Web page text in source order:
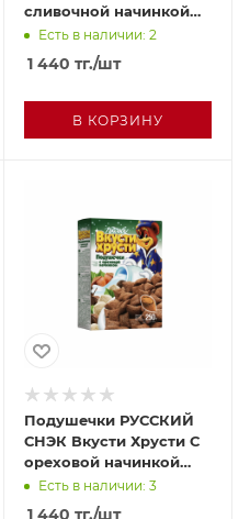
сливочной начинкой
250гЕсть в наличии: 2
1 440 тг./шт
В КОРЗИНУ
Подушечки РУССКИЙ
СНЭК Вкусти Хрусти С
ореховой начинкой
250гЕсть в наличии: 3
1 440 тг./шт